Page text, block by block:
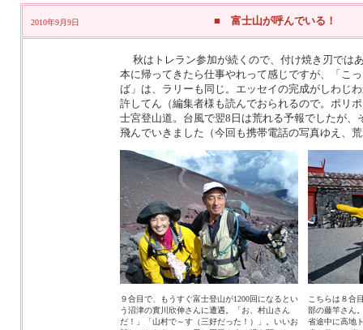
2010年9月9日 ■ 富士山が呼んでいる！
秋はトレラン参加が続くので、付け焼き刃では
本に帰ってきたら仕事やれって感じですが、「こ
ば」は、ラリーも同じ。エッセイの完成がしわじ
許してん（編集者様も読んでおられるので。ポ
士宮登山道。台風で翌8日は荒れる予報でしたが
飛んでいきました（今回も携帯電話の写真ゆえ、
９合目で、もうすぐ富士登山が1200回になるとい
う沼津の實川欣伸さんに遭遇。「お、村山さん
だ！」「山村で～す（三好だった！）」。いいお
こちらは８合
部の藤竿さん
省途中に高地